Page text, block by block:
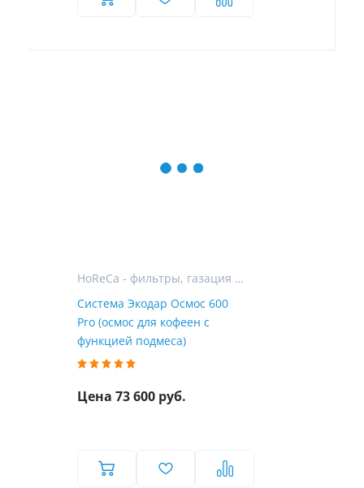
HoReCa - фильтры, газация и розлив воды для гостиниц, ресторанов и кафе
Система Экодар Осмос 600
Pro (осмос для кофеен с
функцией подмеса)
Цена 73 600 руб.